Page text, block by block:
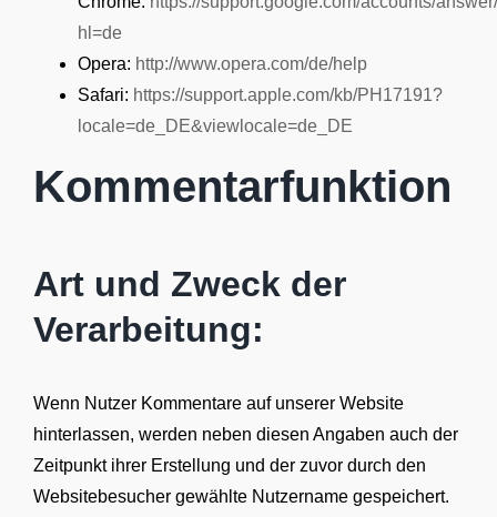
hl=de
Opera: http://www.opera.com/de/help
Safari: https://support.apple.com/kb/PH17191?
locale=de_DE&viewlocale=de_DE
Kommentarfunktion
Art und Zweck der
Verarbeitung:
Wenn Nutzer Kommentare auf unserer Website
hinterlassen, werden neben diesen Angaben auch der
Zeitpunkt ihrer Erstellung und der zuvor durch den
Websitebesucher gewählte Nutzername gespeichert.